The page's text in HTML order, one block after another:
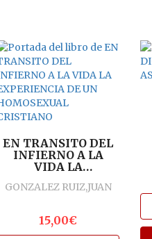
EN TRANSITO DEL
INFIERNO A LA
VIDA LA
UN HOMOSEXUAL
GONZALEZ RUIZ,JUAN
15,00€